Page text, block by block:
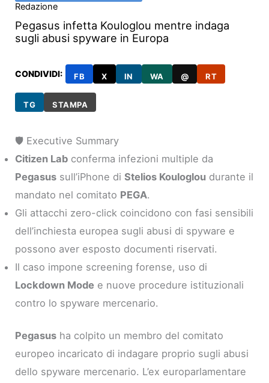
Redazione
Pegasus infetta Kouloglou mentre indaga
sugli abusi spyware in Europa
CONDIVIDI: FB X IN WA @ RT
TG STAMPA
🛡️ Executive Summary
Citizen Lab conferma infezioni multiple da
Pegasus sull’iPhone diStelios Kouloglou durante il
mandato nel comitato PEGA.
Gli attacchi zero-click coincidono con fasi sensibili
dell’inchiesta europea sugli abusi di spyware e
possono aver esposto documenti riservati.
Il caso impone screening forense, uso di
Lockdown Mode e nuove procedure istituzionali
contro lo spyware mercenario.
Pegasus ha colpito un membro del comitato
europeo incaricato di indagare proprio sugli abusi
dello spyware mercenario. L’ex europarlamentare